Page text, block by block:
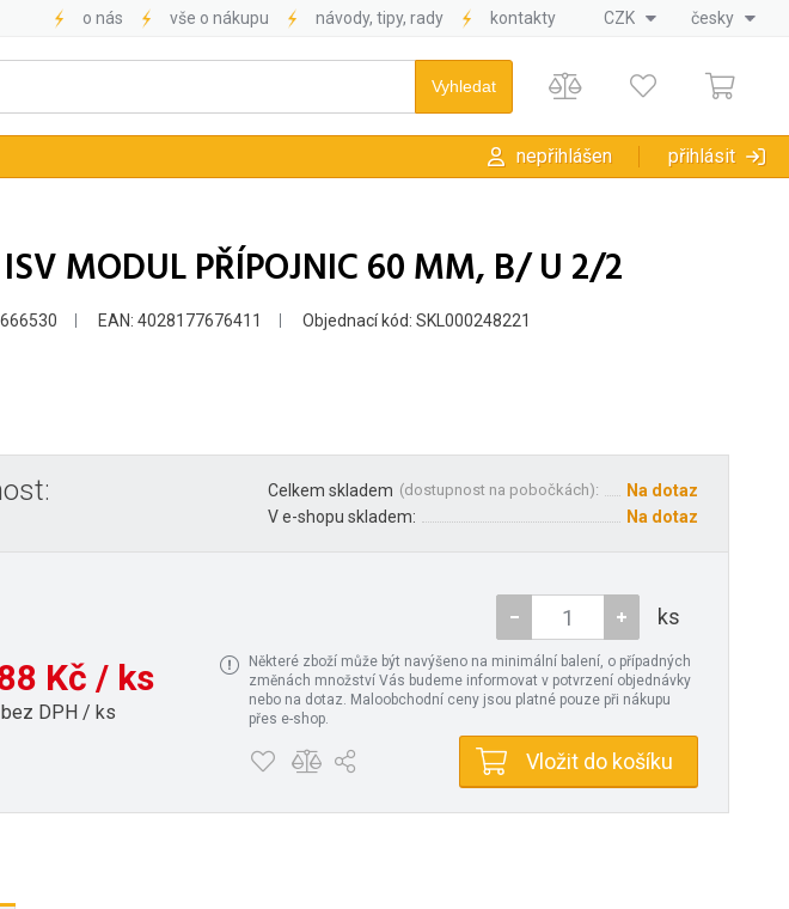
o nás vše o nákupu návody, tipy, rady kontakty CZK česky
nepřihlášen přihlásit
MODUL PŘÍPOJNIC 60 MM, B/ U 2/2
EAN: 4028177676411 Objednací kód: SKL000248221
Celkem skladem (dostupnost na pobočkách):
Na dotaz
V e-shopu skladem:
Na dotaz
Kč / ks
DPH / ks
ks
Některé zboží může být navýšeno na minimální balení, o případných
změnách množství Vás budeme informovat v potvrzení objednávky
nebo na dotaz. Maloobchodní ceny jsou platné pouze při nákupu
přes e-shop.
Vložit do košíku